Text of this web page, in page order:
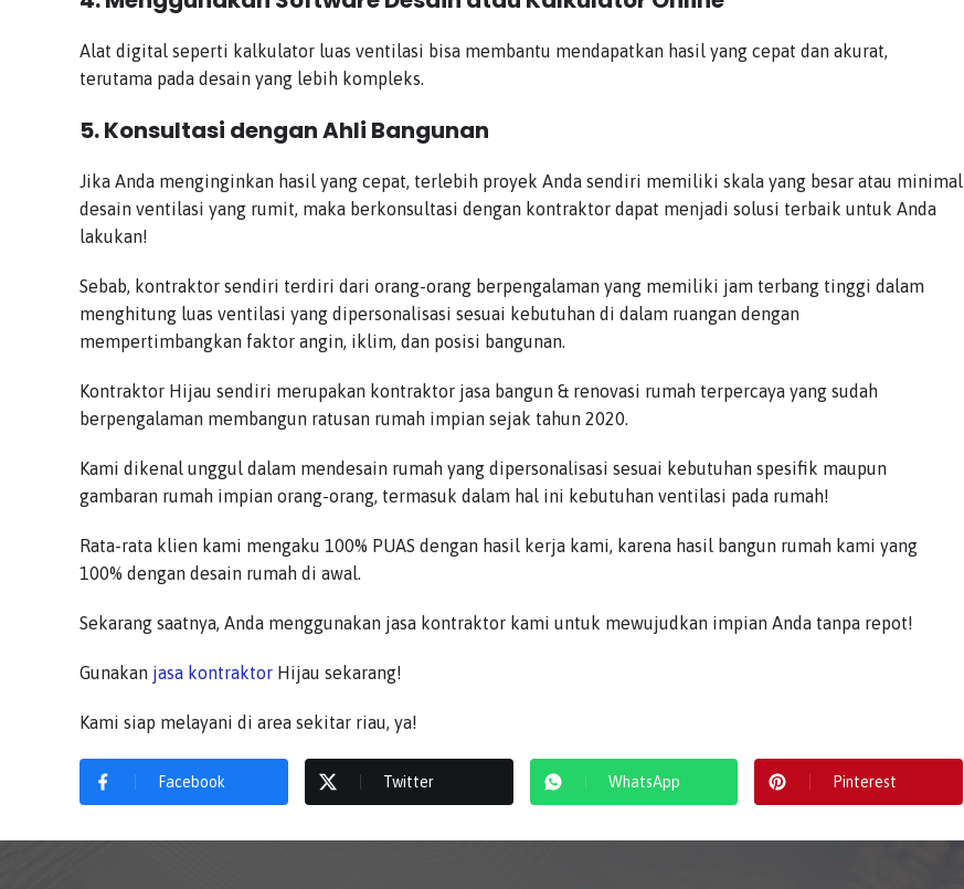
Alat digital seperti kalkulator luas ventilasi bisa membantu mendapatkan hasil yang cepat dan akurat,
terutama pada desain yang lebih kompleks.
5. Konsultasi dengan Ahli Bangunan
Jika Anda menginginkan hasil yang cepat, terlebih proyek Anda sendiri memiliki skala yang besar atau minimal
desain ventilasi yang rumit, maka berkonsultasi dengan kontraktor dapat menjadi solusi terbaik untuk Anda
lakukan!
Sebab, kontraktor sendiri terdiri dari orang-orang berpengalaman yang memiliki jam terbang tinggi dalam
menghitung luas ventilasi yang dipersonalisasi sesuai kebutuhan di dalam ruangan dengan
mempertimbangkan faktor angin, iklim, dan posisi bangunan.
Kontraktor Hijau sendiri merupakan kontraktor jasa bangun & renovasi rumah terpercaya yang sudah
berpengalaman membangun ratusan rumah impian sejak tahun 2020.
Kami dikenal unggul dalam mendesain rumah yang dipersonalisasi sesuai kebutuhan spesifik maupun
gambaran rumah impian orang-orang, termasuk dalam hal ini kebutuhan ventilasi pada rumah!
Rata-rata klien kami mengaku 100% PUAS dengan hasil kerja kami, karena hasil bangun rumah kami yang
100% dengan desain rumah di awal.
Sekarang saatnya, Anda menggunakan jasa kontraktor kami untuk mewujudkan impian Anda tanpa repot!
Gunakan jasa kontraktor Hijau sekarang!
Kami siap melayani di area sekitar riau, ya!
Facebook Twitter WhatsApp Pinterest